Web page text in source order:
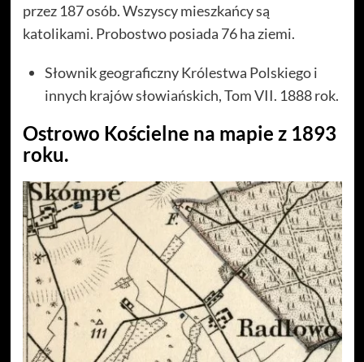
przez 187 osób. Wszyscy mieszkańcy są
katolikami. Probostwo posiada 76 ha ziemi.
Słownik geograficzny Królestwa Polskiego i
innych krajów słowiańskich, Tom VII. 1888 rok.
Ostrowo Kościelne na mapie z 1893
roku.